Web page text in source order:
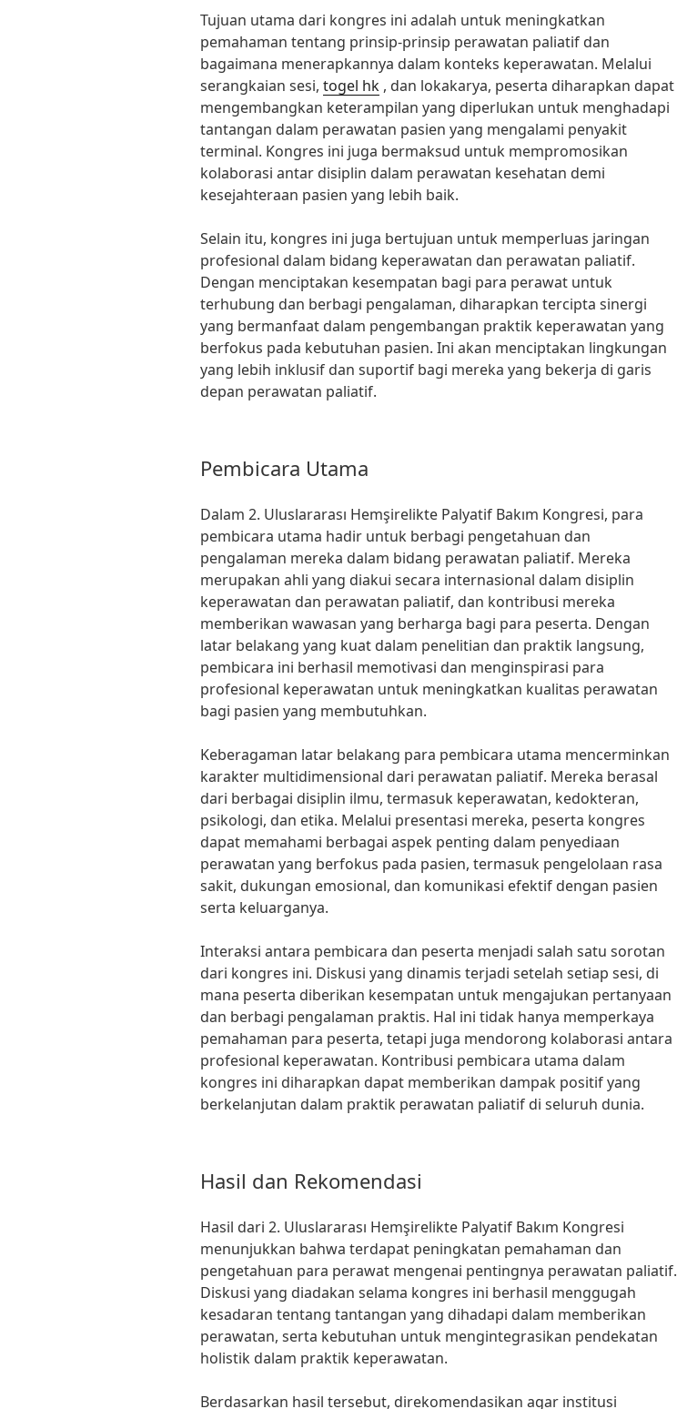
Tujuan utama dari kongres ini adalah untuk meningkatkan
pemahaman tentang prinsip-prinsip perawatan paliatif dan
bagaimana menerapkannya dalam konteks keperawatan. Melalui
serangkaian sesi, togel hk , dan lokakarya, peserta diharapkan dapat
mengembangkan keterampilan yang diperlukan untuk menghadapi
tantangan dalam perawatan pasien yang mengalami penyakit
terminal. Kongres ini juga bermaksud untuk mempromosikan
kolaborasi antar disiplin dalam perawatan kesehatan demi
kesejahteraan pasien yang lebih baik.
Selain itu, kongres ini juga bertujuan untuk memperluas jaringan
profesional dalam bidang keperawatan dan perawatan paliatif.
Dengan menciptakan kesempatan bagi para perawat untuk
terhubung dan berbagi pengalaman, diharapkan tercipta sinergi
yang bermanfaat dalam pengembangan praktik keperawatan yang
berfokus pada kebutuhan pasien. Ini akan menciptakan lingkungan
yang lebih inklusif dan suportif bagi mereka yang bekerja di garis
depan perawatan paliatif.
Pembicara Utama
Dalam 2. Uluslararası Hemşirelikte Palyatif Bakım Kongresi, para
pembicara utama hadir untuk berbagi pengetahuan dan
pengalaman mereka dalam bidang perawatan paliatif. Mereka
merupakan ahli yang diakui secara internasional dalam disiplin
keperawatan dan perawatan paliatif, dan kontribusi mereka
memberikan wawasan yang berharga bagi para peserta. Dengan
latar belakang yang kuat dalam penelitian dan praktik langsung,
pembicara ini berhasil memotivasi dan menginspirasi para
profesional keperawatan untuk meningkatkan kualitas perawatan
bagi pasien yang membutuhkan.
Keberagaman latar belakang para pembicara utama mencerminkan
karakter multidimensional dari perawatan paliatif. Mereka berasal
dari berbagai disiplin ilmu, termasuk keperawatan, kedokteran,
psikologi, dan etika. Melalui presentasi mereka, peserta kongres
dapat memahami berbagai aspek penting dalam penyediaan
perawatan yang berfokus pada pasien, termasuk pengelolaan rasa
sakit, dukungan emosional, dan komunikasi efektif dengan pasien
serta keluarganya.
Interaksi antara pembicara dan peserta menjadi salah satu sorotan
dari kongres ini. Diskusi yang dinamis terjadi setelah setiap sesi, di
mana peserta diberikan kesempatan untuk mengajukan pertanyaan
dan berbagi pengalaman praktis. Hal ini tidak hanya memperkaya
pemahaman para peserta, tetapi juga mendorong kolaborasi antara
profesional keperawatan. Kontribusi pembicara utama dalam
kongres ini diharapkan dapat memberikan dampak positif yang
berkelanjutan dalam praktik perawatan paliatif di seluruh dunia.
Hasil dan Rekomendasi
Hasil dari 2. Uluslararası Hemşirelikte Palyatif Bakım Kongresi
menunjukkan bahwa terdapat peningkatan pemahaman dan
pengetahuan para perawat mengenai pentingnya perawatan paliatif.
Diskusi yang diadakan selama kongres ini berhasil menggugah
kesadaran tentang tantangan yang dihadapi dalam memberikan
perawatan, serta kebutuhan untuk mengintegrasikan pendekatan
holistik dalam praktik keperawatan.
Berdasarkan hasil tersebut, direkomendasikan agar institusi